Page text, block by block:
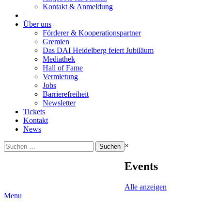
Kontakt & Anmeldung
|
Über uns
Förderer & Kooperationspartner
Gremien
Das DAI Heidelberg feiert Jubiläum
Mediathek
Hall of Fame
Vermietung
Jobs
Barrierefreiheit
Newsletter
Tickets
Kontakt
News
Suchen
nach:
×
Events
Alle anzeigen
Menu